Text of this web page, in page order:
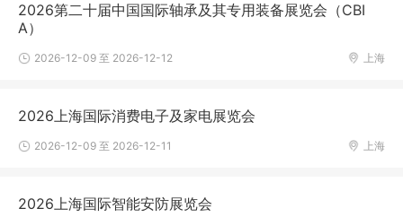
2026第二十届中国国际轴承及其专用装备展览会（CBI
A）
上海
2026-12-09 至 2026-12-12
2026上海国际消费电子及家电展览会
上海
2026-12-09 至 2026-12-11
2026上海国际智能安防展览会